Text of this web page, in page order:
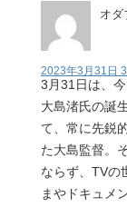
オダ
2023年3月31日
3月31日は、
大島渚氏の誕
て、常に先鋭
た大島監督。
ならず、TVの
まやドキュメ